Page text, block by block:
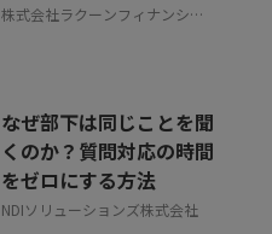
株式会社ラクーンフィナンシャ
なぜ部下は同じことを聞
くのか？質問対応の時間
をゼロにする方法
NDIソリューションズ株式会社